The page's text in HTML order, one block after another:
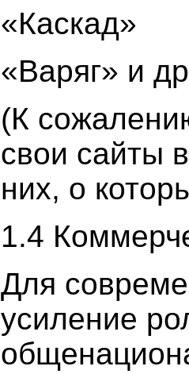
«Каскад»
«Варяг» и
(К
свои сайты
них, о
1.4
Для
усиление